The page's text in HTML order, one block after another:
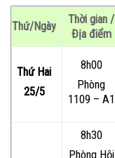
Thứ/Ngày
Thời gian /
Địa điểm
Thứ Hai
25/5
8h00
Phòng
1109 – A1
8h30
Phòng Hội